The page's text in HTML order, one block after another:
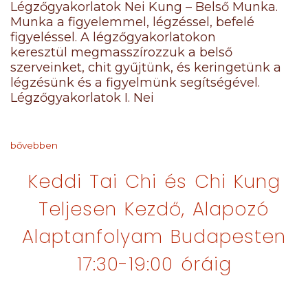
Légzőgyakorlatok Nei Kung – Belső Munka.
Munka a figyelemmel, légzéssel, befelé
figyeléssel. A légzőgyakorlatokon
keresztül megmasszírozzuk a belső
szerveinket, chit gyűjtünk, és keringetünk a
légzésünk és a figyelmünk segítségével.
Légzőgyakorlatok I. Nei
bővebben
Keddi Tai Chi és Chi Kung
Teljesen Kezdő, Alapozó
Alaptanfolyam Budapesten
17:30-19:00 óráig